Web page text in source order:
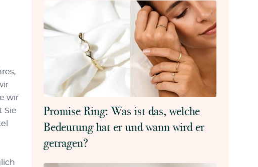
wir
Sie
Promise Ring: Was ist das, welche
Bedeutung hat er und wann wird er
getragen?